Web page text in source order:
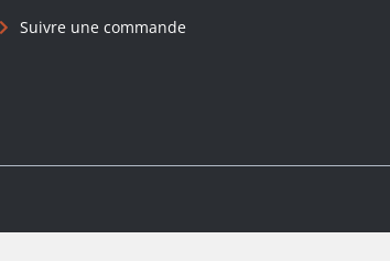
Suivre une commande